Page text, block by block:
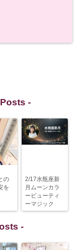
-
の
を
2/17水瓶座新
月ムーンカラ
ービューティ
ーマジック
-